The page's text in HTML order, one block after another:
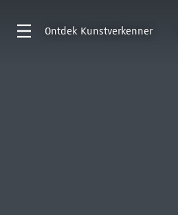
Ontdek Kunstverkenner